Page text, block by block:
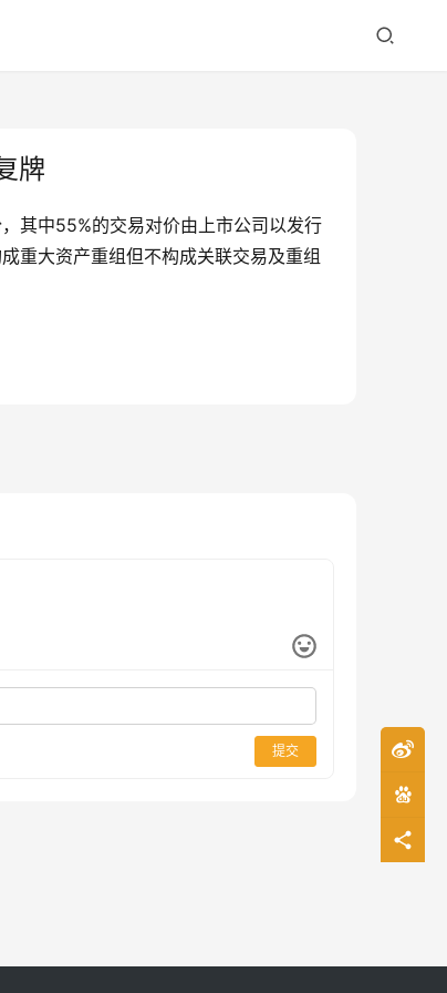
牌
其中55%的交易对价由上市公司以发行
重大资产重组但不构成关联交易及重组
提交